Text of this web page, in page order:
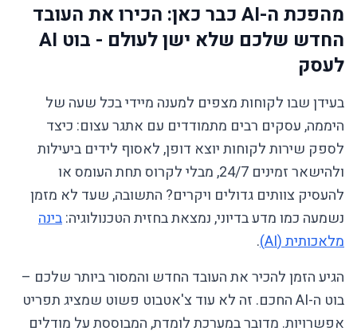
מהפכת ה-AI כבר כאן: הכירו את העובד
החדש שלכם שלא ישן לעולם - בוט AI
לעסק
בעידן שבו לקוחות מצפים למענה מיידי בכל שעה של
היממה, עסקים רבים מתמודדים עם אתגר עצום: כיצד
לספק שירות לקוחות יוצא דופן, לאסוף לידים ביעילות
ולהישאר זמינים 24/7, מבלי לקרוס תחת העומס או
להעסיק צוותים גדולים ויקרים? התשובה, שעד לא מזמן
נשמעה כמו מדע בדיוני, נמצאת בחזית הטכנולוגיה:בינה
מלאכותית (AI)
.
הגיע הזמן להכיר את העובד החדש והמסור ביותר שלכם –
בוט ה-AI החכם. זה לא עוד צ'אטבוט פשוט שמציג תפריט
אפשרויות. מדובר במערכת לומדת, המבוססת על מודלים